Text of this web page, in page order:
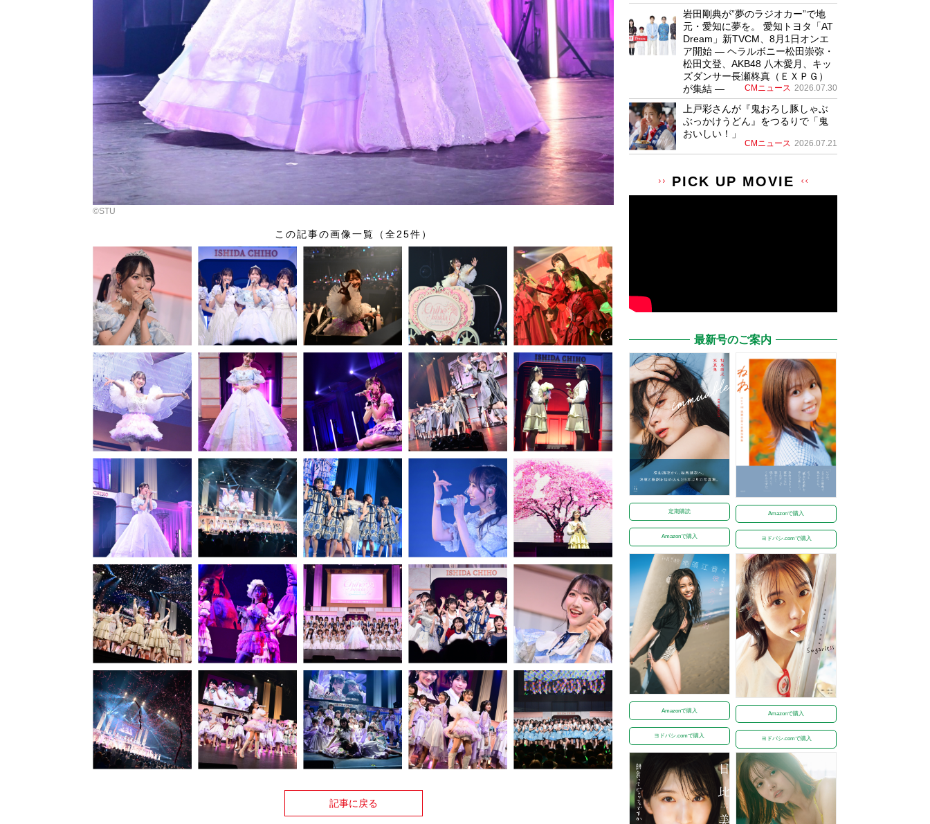
©︎STU
この記事の画像一覧（全25件）
記事に戻る
岩田剛典が”夢のラジオカー”で地
元・愛知に夢を。 愛知トヨタ「AT
Dream」新TVCM、8月1日オンエ
ア開始 ― ヘラルボニー松田崇弥・
松田文登、AKB48 八木愛月、キッ
ズダンサー長瀬柊真（ＥＸＰＧ）
が集結 ―
CMニュース 2026.07.30
上戸彩さんが『鬼おろし豚しゃぶ
ぶっかけうどん』をつるりで「鬼
おいしい！」
CMニュース 2026.07.21
PICK UP MOVIE
最新号のご案内
定期購読
Amazonで購入
Amazonで購入
ヨドバシ.comで購入
Amazonで購入
ヨドバシ.comで購入
Amazonで購入
ヨドバシ.comで購入